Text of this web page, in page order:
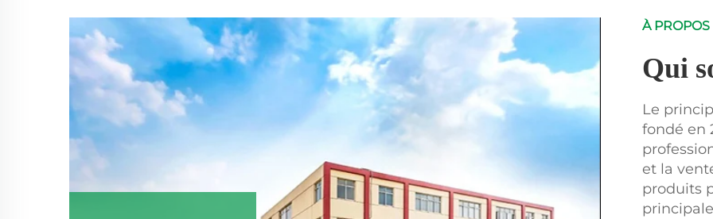
À
Qui
Le
fondé en
et la
produits